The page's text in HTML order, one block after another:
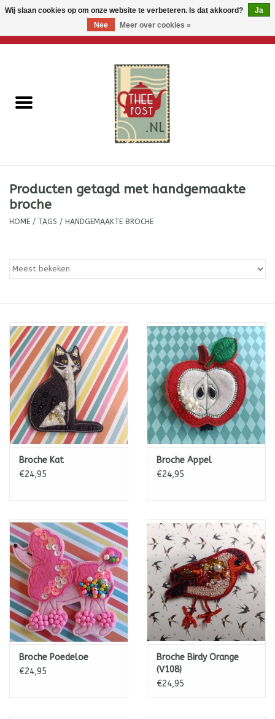
Losse thee
Thee cadeautjes
Wenskaarten
Shop-in-Shop
Tisanes (Rooibos, Kruiden &
Specerijen)
Producten getagd met handgemaakte
broche
HOME / TAGS / HANDGEMAAKTE BROCHE
Broche Kat
€24,95
Broche Appel
€24,95
Broche Poedeloe
€24,95
Broche Birdy Orange
(V108)
€24,95
Wij slaan cookies op om onze website te verbeteren. Is dat akkoord?
Ja
Nee
Meer over cookies »